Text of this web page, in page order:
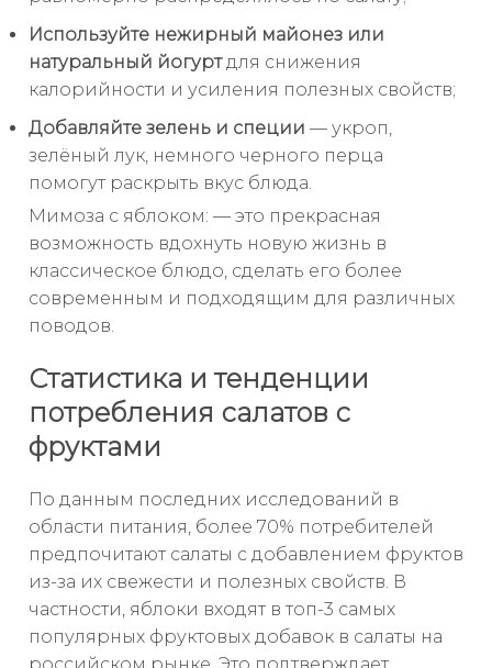
Используйте нежирный майонез или
натуральный йогуртдля снижения
калорийности и усиления полезных свойств;
Добавляйте зелень и специи — укроп,
зелёный лук, немного черного перца
помогут раскрыть вкус блюда.
Мимоза с яблоком: — это прекрасная
возможность вдохнуть новую жизнь в
классическое блюдо, сделать его более
современным и подходящим для различных
поводов.
Статистика и тенденции
потребления салатов с
фруктами
По данным последних исследований в
области питания, более 70% потребителей
предпочитают салаты с добавлением фруктов
из-за их свежести и полезных свойств. В
частности, яблоки входят в топ-3 самых
популярных фруктовых добавок в салаты на
российском рынке. Это подтверждает